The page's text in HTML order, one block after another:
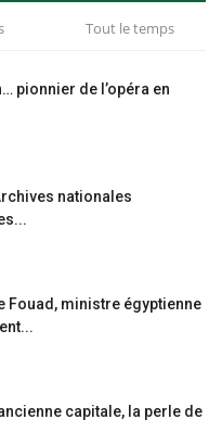
Tout le temps
pionnier de l’opéra en
nationales
Fouad, ministre égyptienne
capitale, la perle de